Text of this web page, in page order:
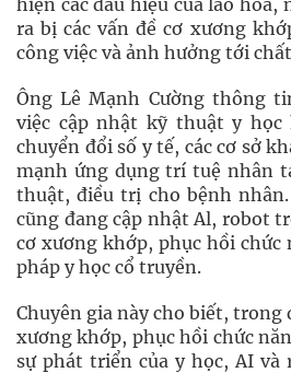
hiện các dấu hiệu của lão
ra bị các vấn đề cơ xương
công việc và ảnh hưởng tới
Ông Lê Mạnh Cường thông
việc cập nhật kỹ thuật y học
chuyển đổi số y tế, các cơ sở
mạnh ứng dụng trí tuệ nhân
thuật, điều trị cho bệnh
cũng đang cập nhật Al, robot
cơ xương khớp, phục hồi
pháp y học cổ truyền.
Chuyên gia này cho biết, trong
xương khớp, phục hồi chức
sự phát triển của y học, AI và